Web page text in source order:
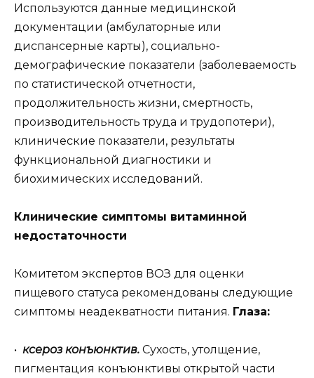
Используются данные медицинской
документации (амбулаторные или
диспансерные карты), социально-
демографические показатели (заболеваемость
по статистической отчетности,
продолжительность жизни, смертность,
производительность труда и трудопотери),
клинические показатели, результаты
функциональной диагностики и
биохимических исследований.
Клинические симптомы витаминной
недостаточности
Комитетом экспертов ВОЗ для оценки
пищевого статуса рекомендованы следующие
симптомы неадекватности питания. Глаза:
• ксероз конъюнктив. Сухость, утолщение,
пигментация конъюнктивы открытой части